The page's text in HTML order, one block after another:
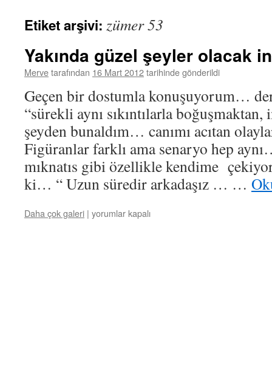
Etiket arşivi: zümer 53
Yakında güzel şeyler olacak
Mervetarafından 16 Mart 2012tarihinde gönderildi
Geçen bir dostumla konuşuyorum…
“sürekli aynı sıkıntılarla
şeyden bunaldım… canımı acıtan
Figüranlar farklı ama senaryo hep
mıknatıs gibi özellikle kendime
ki… “ Uzun süredir arkadaşız … …
Daha çok galeri | Yakında
yorumlar kapalı